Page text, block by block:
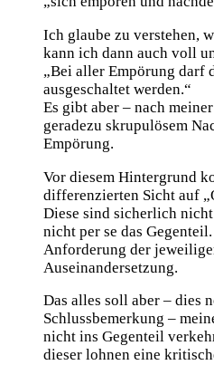
Ich glaube zu verstehen,
kann ich dann auch voll
„Bei aller Empörung darf
ausgeschaltet werden.“
Es gibt aber – nach
geradezu skrupulösem
Empörung.
Vor diesem Hintergrund
differenzierten Sicht auf
Diese sind sicherlich nicht
nicht per se das
Anforderung der
Auseinandersetzung.
Das alles soll aber – dies
Schlussbemerkung –
nicht ins Gegenteil
dieser lohnen eine